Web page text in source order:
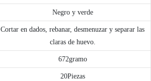
Negro y verde
Cortar en dados, rebanar, desmenuzar y separar las
claras de huevo.
672gramo
20Piezas